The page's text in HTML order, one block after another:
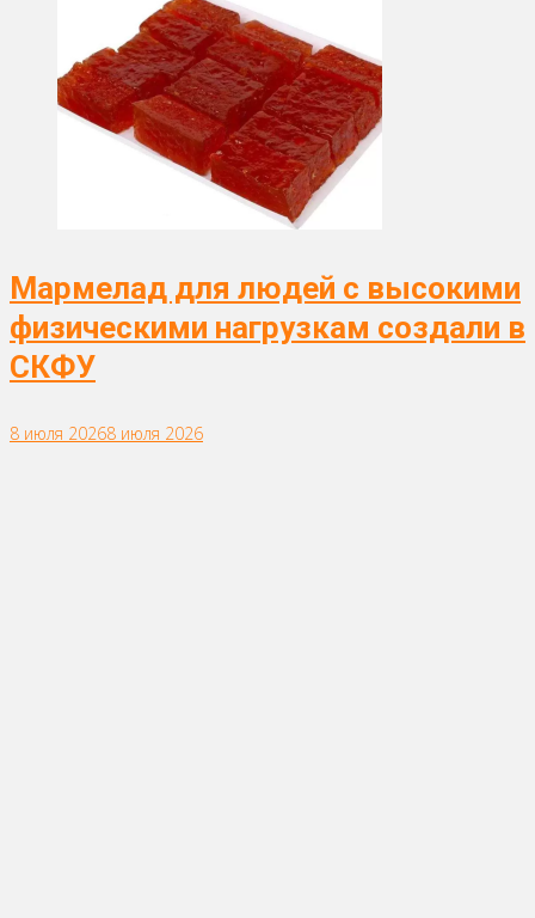
Мармелад для людей с высокими
физическими нагрузкам создали в
СКФУ
8 июля 20268 июля 2026